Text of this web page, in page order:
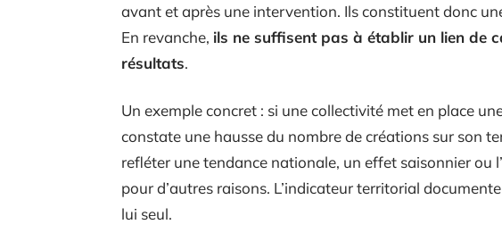
avant et après une intervention. Ils constituent donc
En revanche, ils ne suffisent pas à établir un lien de
résultats.
Un exemple concret : si une collectivité met en place
constate une hausse du nombre de créations sur son
refléter une tendance nationale, un effet saisonnier ou
pour d’autres raisons. L’indicateur territorial
lui seul.